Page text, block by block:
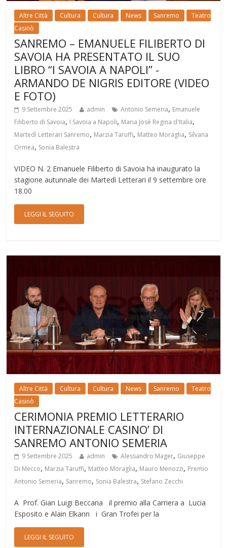
Altre Città Cultura Cultura News Sanremo
Teatro
Casinò
SANREMO – EMANUELE FILIBERTO DI
SAVOIA HA PRESENTATO IL SUO
LIBRO “I SAVOIA A NAPOLI” -
ARMANDO DE NIGRIS EDITORE (VIDEO
E FOTO)
9 Settembre 2025 admin Antonio Semeria, Emanuele
Filiberto di Savoia, I Savoia a Napoli, Maria Josè Regina d'Italia,
Martedì Letterari Sanremo, Marzia Taruffi, Matteo Moraglia, Silvana
Ormea, Sonia Balestra
VIDEO N. 2 Emanuele Filiberto di Savoia ha inaugurato la
stagione autunnale dei Martedì Letterari il 9 settembre ore
18.00
LEGGI IL SEGUITO
Altre Città Cultura Cultura News Sanremo
Teatro
Casinò
CERIMONIA PREMIO LETTERARIO
INTERNAZIONALE CASINO’ DI
SANREMO ANTONIO SEMERIA
9 Settembre 2025 admin Alessandro Mager, Giuseppe
Di Mecco, Marzia Taruffi, Matteo Moraglia, Mauro Menozzi, Premio
Antonio Semeria, Sanremo, Sonia Balestra, Stefano Zecchi
A Prof. Gian Luigi Beccaria il premio alla Carriera a Lucia
Esposito e Alain Elkann i Gran Trofei per la
LEGGI IL SEGUITO